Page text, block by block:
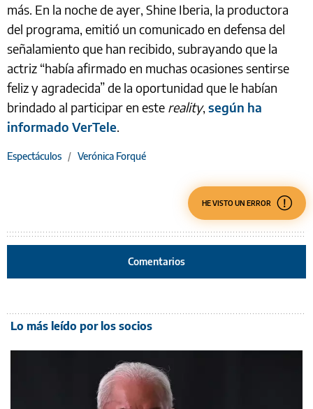
más. En la noche de ayer, Shine Iberia, la productora
del programa, emitió un comunicado en defensa del
señalamiento que han recibido, subrayando que la
actriz “había afirmado en muchas ocasiones sentirse
feliz y agradecida” de la oportunidad que le habían
brindado al participar en este reality, según ha
informado VerTele.
Espectáculos / Verónica Forqué
HE VISTO UN ERROR
Comentarios
Lo más leído por los socios